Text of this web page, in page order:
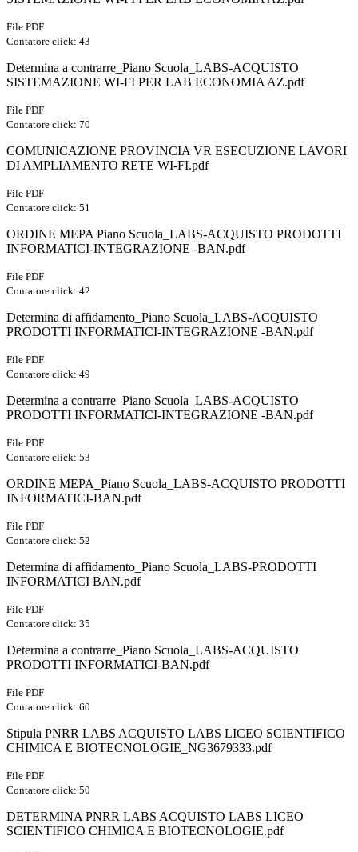
File PDF
Contatore click: 43
Determina a contrarre_Piano Scuola_LABS-ACQUISTO
SISTEMAZIONE WI-FI PER LAB ECONOMIA AZ.pdf
File PDF
Contatore click: 70
COMUNICAZIONE PROVINCIA VR ESECUZIONE LAVORI
DI AMPLIAMENTO RETE WI-FI.pdf
File PDF
Contatore click: 51
ORDINE MEPA Piano Scuola_LABS-ACQUISTO PRODOTTI
INFORMATICI-INTEGRAZIONE -BAN.pdf
File PDF
Contatore click: 42
Determina di affidamento_Piano Scuola_LABS-ACQUISTO
PRODOTTI INFORMATICI-INTEGRAZIONE -BAN.pdf
File PDF
Contatore click: 49
Determina a contrarre_Piano Scuola_LABS-ACQUISTO
PRODOTTI INFORMATICI-INTEGRAZIONE -BAN.pdf
File PDF
Contatore click: 53
ORDINE MEPA_Piano Scuola_LABS-ACQUISTO PRODOTTI
INFORMATICI-BAN.pdf
File PDF
Contatore click: 52
Determina di affidamento_Piano Scuola_LABS-PRODOTTI
INFORMATICI BAN.pdf
File PDF
Contatore click: 35
Determina a contrarre_Piano Scuola_LABS-ACQUISTO
PRODOTTI INFORMATICI-BAN.pdf
File PDF
Contatore click: 60
Stipula PNRR LABS ACQUISTO LABS LICEO SCIENTIFICO
CHIMICA E BIOTECNOLOGIE_NG3679333.pdf
File PDF
Contatore click: 50
DETERMINA PNRR LABS ACQUISTO LABS LICEO
SCIENTIFICO CHIMICA E BIOTECNOLOGIE.pdf